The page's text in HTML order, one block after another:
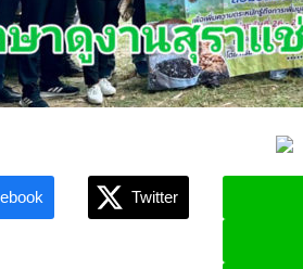
Twitter